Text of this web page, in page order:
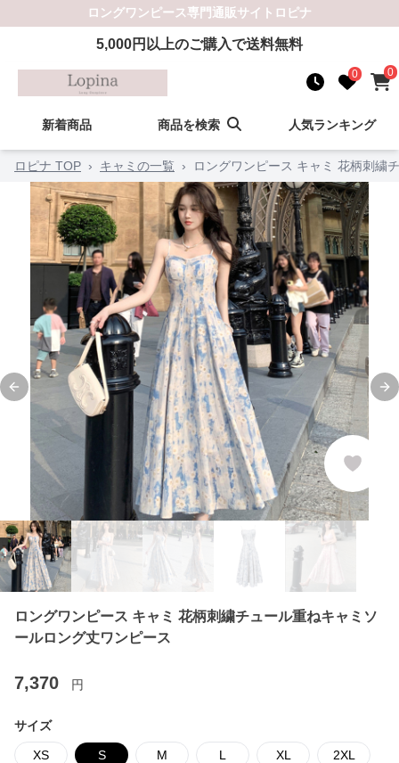
ロングワンピース専門通販サイト ロピナ
5,000円以上のご購入で送料無料
0 0
新着商品 商品を検索 人気ランキング
ロピナ TOP › キャミの一覧 › ロングワンピース キャミ 花柄刺繍
Previous slide
ロングワンピース キャミ 花柄刺繍チュール重ねキャミソ
ールロング丈ワンピース
7,370 円
サイズ
XS S M L XL 2XL